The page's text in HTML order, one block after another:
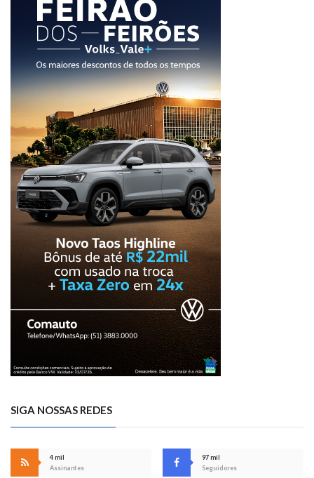
SIGA NOSSAS REDES
4 mil
Assinantes
97 mil
Seguidores